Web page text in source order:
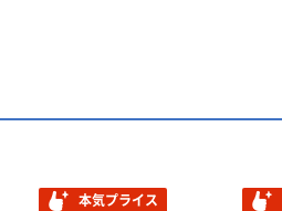
本気プライス